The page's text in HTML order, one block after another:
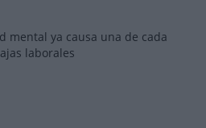
mental ya causa una de cada
laborales